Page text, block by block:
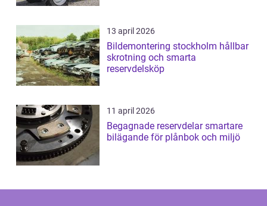
13 april 2026
Bildemontering stockholm hållbar
skrotning och smarta
reservdelsköp
11 april 2026
Begagnade reservdelar smartare
bilägande för plånbok och miljö